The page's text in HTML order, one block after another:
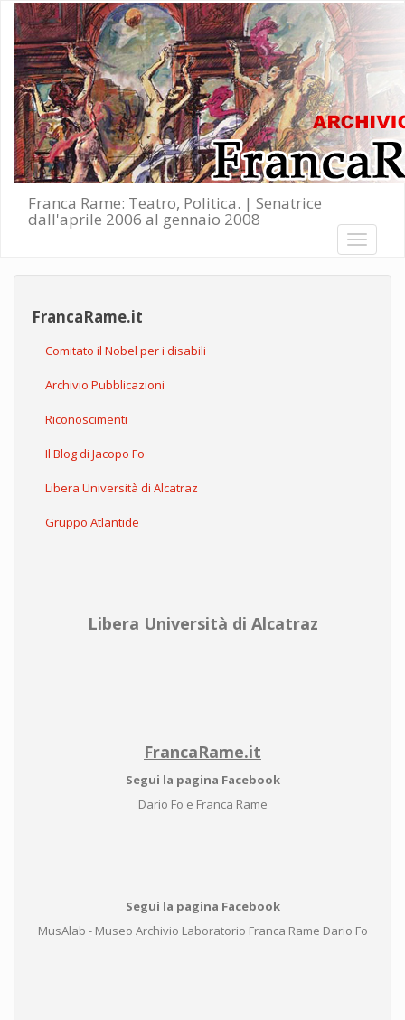
Salta al contenuto principale
Franca Rame: Teatro, Politica. | Senatrice
dall'aprile 2006 al gennaio 2008
Toggle
FrancaRame.it
Comitato il Nobel per i disabili
Archivio Pubblicazioni
Riconoscimenti
Il Blog di Jacopo Fo
Libera Università di Alcatraz
Gruppo Atlantide
Libera Università di Alcatraz
FrancaRame.it
Segui la pagina Facebook
Dario Fo e Franca Rame
Segui la pagina Facebook
MusAlab - Museo Archivio Laboratorio Franca Rame Dario Fo